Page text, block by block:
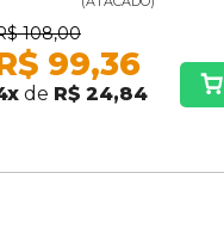
108,00
99,36
x de R$ 24,84